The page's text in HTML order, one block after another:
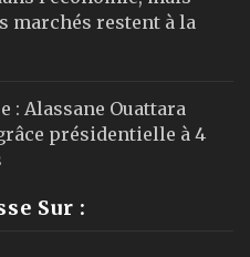
marchés restent à la
: Alassane Ouattara
présidentielle à 4
Sur :